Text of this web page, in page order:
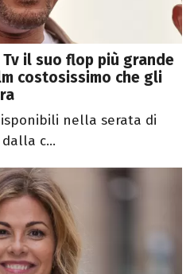
il suo flop più grande
costosissimo che gli
nella serata di
c...